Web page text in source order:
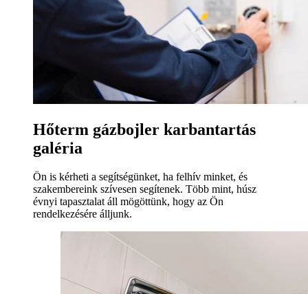
Hőterm gázbojler karbantartás
galéria
Ön is kérheti a segítségünket, ha felhív minket, és
szakembereink szívesen segítenek. Több mint, húsz
évnyi tapasztalat áll mögöttünk, hogy az Ön
rendelkezésére álljunk.